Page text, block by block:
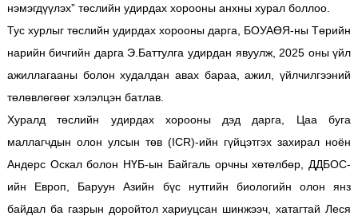
нэмэгдүүлэх” төслийн удирдах хорооны анхны хурал боллоо.
Тус хурлыг төслийн удирдах хорооны дарга, БОУАӨЯ-ны Төрийн
нарийн бичгийн дарга Э.Баттулга удирдан явуулж, 2025 оны үйл
ажиллагааны болон худалдан авах бараа, ажил, үйлчилгээний
төлөвлөгөөг хэлэлцэн батлав.
Хуралд төслийн удирдах хорооны дэд дарга, Цаа буга
маллагчдын олон улсын төв (ICR)-ийн гүйцэтгэх захирал ноён
Андерс Оскал болон НҮБ-ын Байгаль орчны хөтөлбөр, ДДБОС-
ийн Европ, Баруун Азийн бүс нутгийн биологийн олон янз
байдал ба газрын доройтол хариуцсан шинжээч, хатагтай Леся